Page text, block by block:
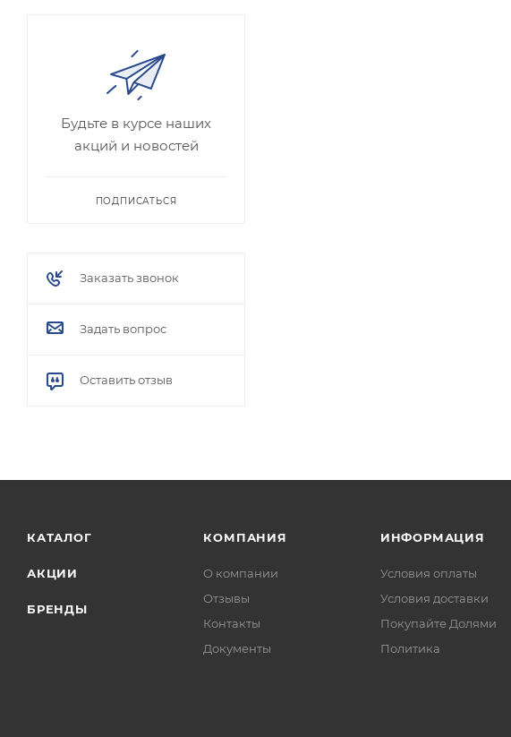
Будьте в курсе наших
акций и новостей
ПОДПИСАТЬСЯ
Заказать звонок
Задать вопрос
Оставить отзыв
КАТАЛОГ
АКЦИИ
БРЕНДЫ
КОМПАНИЯ
О компании
Отзывы
Контакты
Документы
ИНФОРМАЦИЯ
Условия оплаты
Условия доставки
Покупайте Долями
Политика